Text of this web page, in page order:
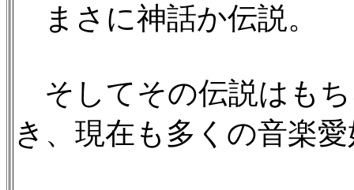
まさに神話か伝説。
そしてその伝説はも
き、現在も多くの音楽